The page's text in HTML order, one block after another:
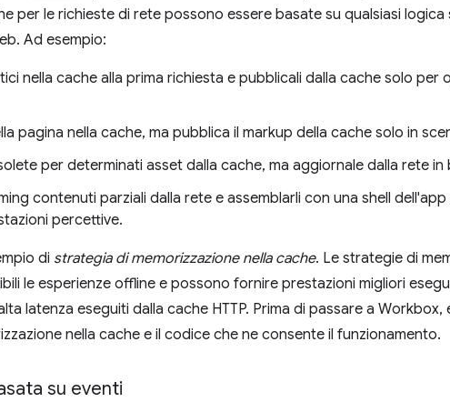
per le richieste di rete possono essere basate su qualsiasi logica
Ad esempio:
nella cache alla prima richiesta e pubblicali dalla cache solo per
pagina nella cache, ma pubblica il markup della cache solo in
per determinati asset dalla cache, ma aggiornale dalla rete in
contenuti parziali dalla rete e assemblarli con una shell
percettive.
di strategia di memorizzazione nella cache. Le strategie di
le esperienze offline e possono fornire prestazioni migliori
latenza eseguiti dalla cache HTTP. Prima di passare a Workbox,
nella cache e il codice che ne consente il funzionamento.
su eventi